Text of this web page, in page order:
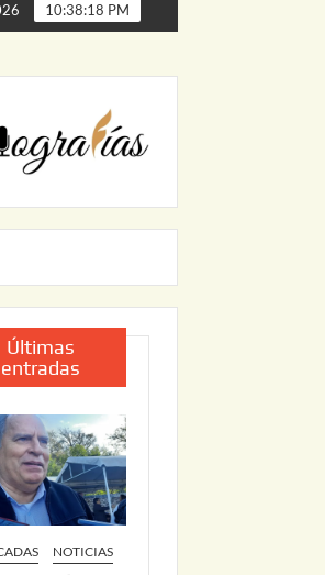
ARRANCA JAPAM EL PROGRAMA
10:38:20 PM
Últimas
entradas
NOTICIAS